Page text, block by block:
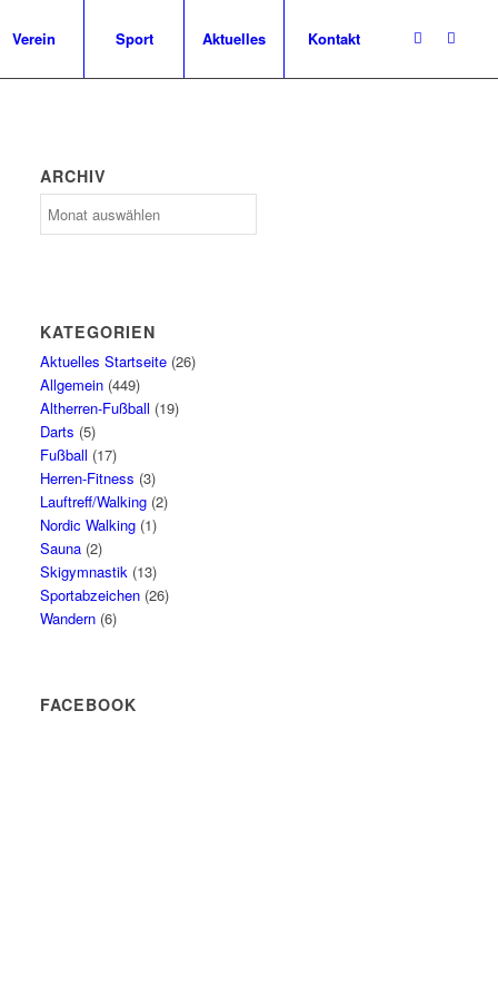
Verein Sport Aktuelles Kontakt
ARCHIV
KATEGORIEN
Aktuelles Startseite (26)
Allgemein (449)
Altherren-Fußball (19)
Darts (5)
Fußball (17)
Herren-Fitness (3)
Lauftreff/Walking (2)
Nordic Walking (1)
Sauna (2)
Skigymnastik (13)
Sportabzeichen (26)
Wandern (6)
FACEBOOK